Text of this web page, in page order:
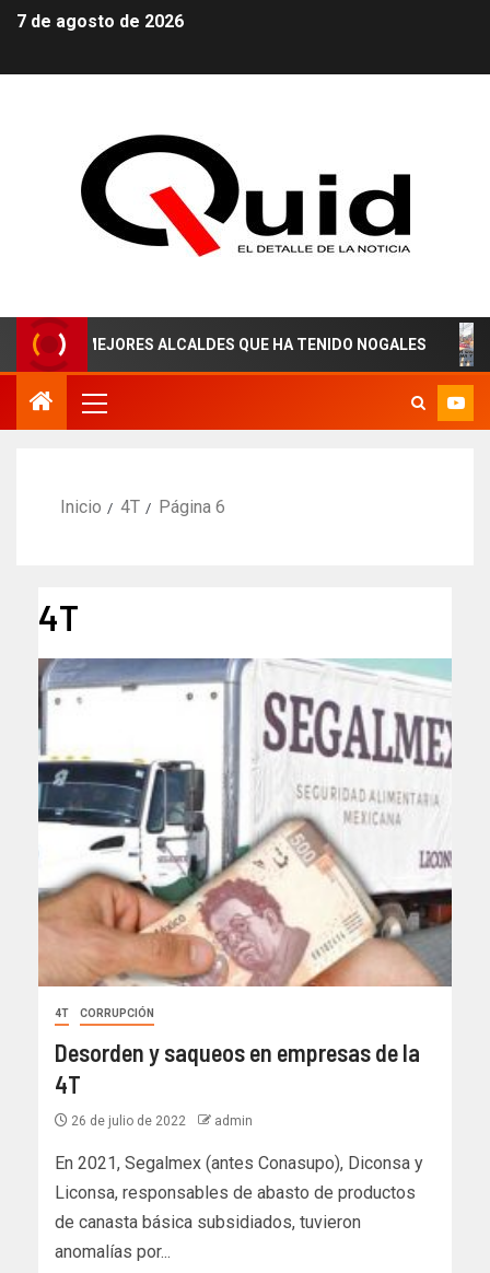
7 de agosto de 2026
MEJORES ALCALDES QUE HA TENIDO NOGALES
Inicio 4T Página 6
4T
4T CORRUPCIÓN
Desorden y saqueos en empresas de la
4T
26 de julio de 2022 admin
En 2021, Segalmex (antes Conasupo), Diconsa y
Liconsa, responsables de abasto de productos
de canasta básica subsidiados, tuvieron
anomalías por...